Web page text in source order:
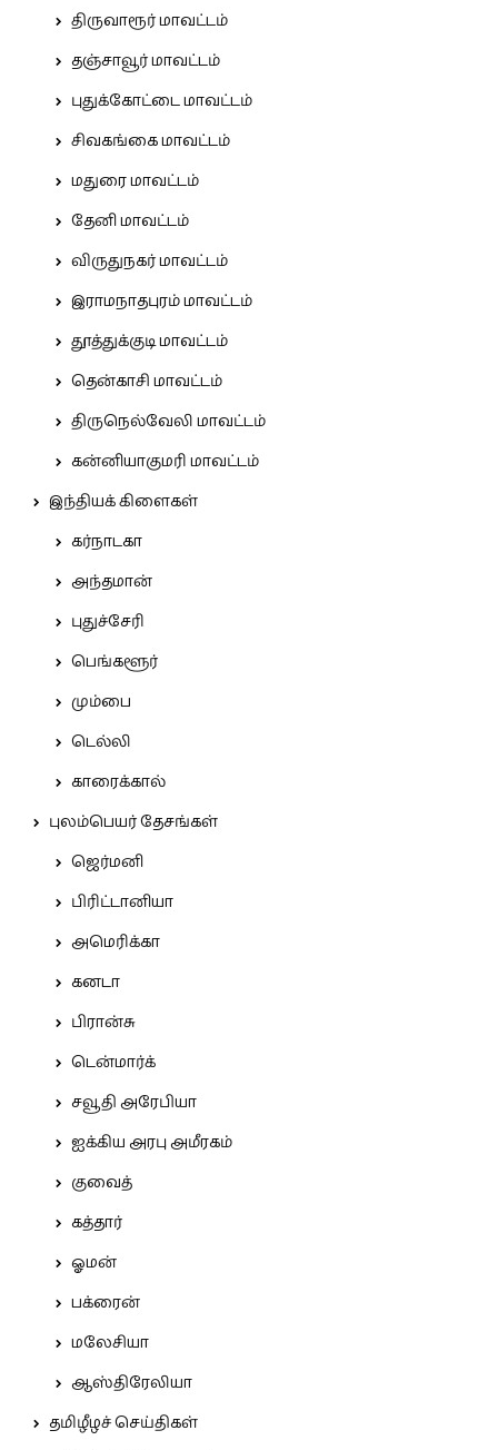
திருவாரூர் மாவட்டம்
தஞ்சாவூர் மாவட்டம்
புதுக்கோட்டை மாவட்டம்
சிவகங்கை மாவட்டம்
மதுரை மாவட்டம்
தேனி மாவட்டம்
விருதுநகர் மாவட்டம்
இராமநாதபுரம் மாவட்டம்
தூத்துக்குடி மாவட்டம்
தென்காசி மாவட்டம்
திருநெல்வேலி மாவட்டம்
கன்னியாகுமரி மாவட்டம்
இந்தியக் கிளைகள்
கர்நாடகா
அந்தமான்
புதுச்சேரி
பெங்களூர்
மும்பை
டெல்லி
காரைக்கால்
புலம்பெயர் தேசங்கள்
ஜெர்மனி
பிரிட்டானியா
அமெரிக்கா
கனடா
பிரான்சு
டென்மார்க்
சவூதி அரேபியா
ஐக்கிய அரபு அமீரகம்
குவைத்
கத்தார்
ஓமன்
பக்ரைன்
மலேசியா
ஆஸ்திரேலியா
தமிழீழச் செய்திகள்